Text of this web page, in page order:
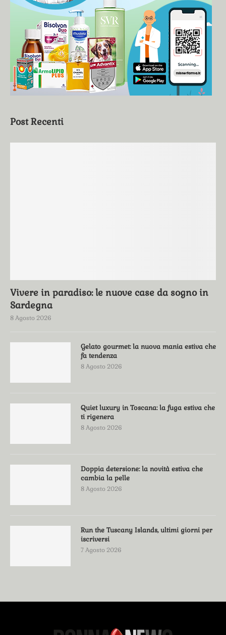
Post Recenti
Vivere in paradiso: le nuove case da sogno in
Sardegna
8 Agosto 2026
Gelato gourmet: la nuova mania estiva che
fa tendenza
8 Agosto 2026
Quiet luxury in Toscana: la fuga estiva che
ti rigenera
8 Agosto 2026
Doppia detersione: la novità estiva che
cambia la pelle
8 Agosto 2026
Run the Tuscany Islands, ultimi giorni per
iscriversi
7 Agosto 2026